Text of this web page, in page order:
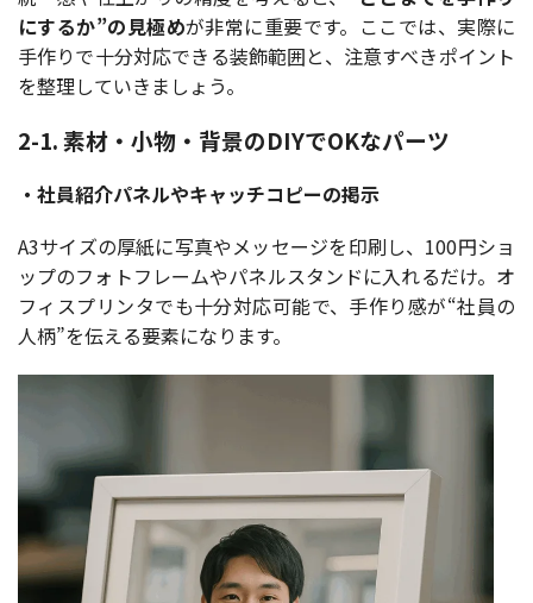
にするか”の見極めが非常に重要です。ここでは、実際に
手作りで十分対応できる装飾範囲と、注意すべきポイント
を整理していきましょう。
2-1. 素材・小物・背景のDIYでOKなパーツ
・社員紹介パネルやキャッチコピーの掲示
A3サイズの厚紙に写真やメッセージを印刷し、100円ショ
ップのフォトフレームやパネルスタンドに入れるだけ。オ
フィスプリンタでも十分対応可能で、手作り感が“社員の
人柄”を伝える要素になります。